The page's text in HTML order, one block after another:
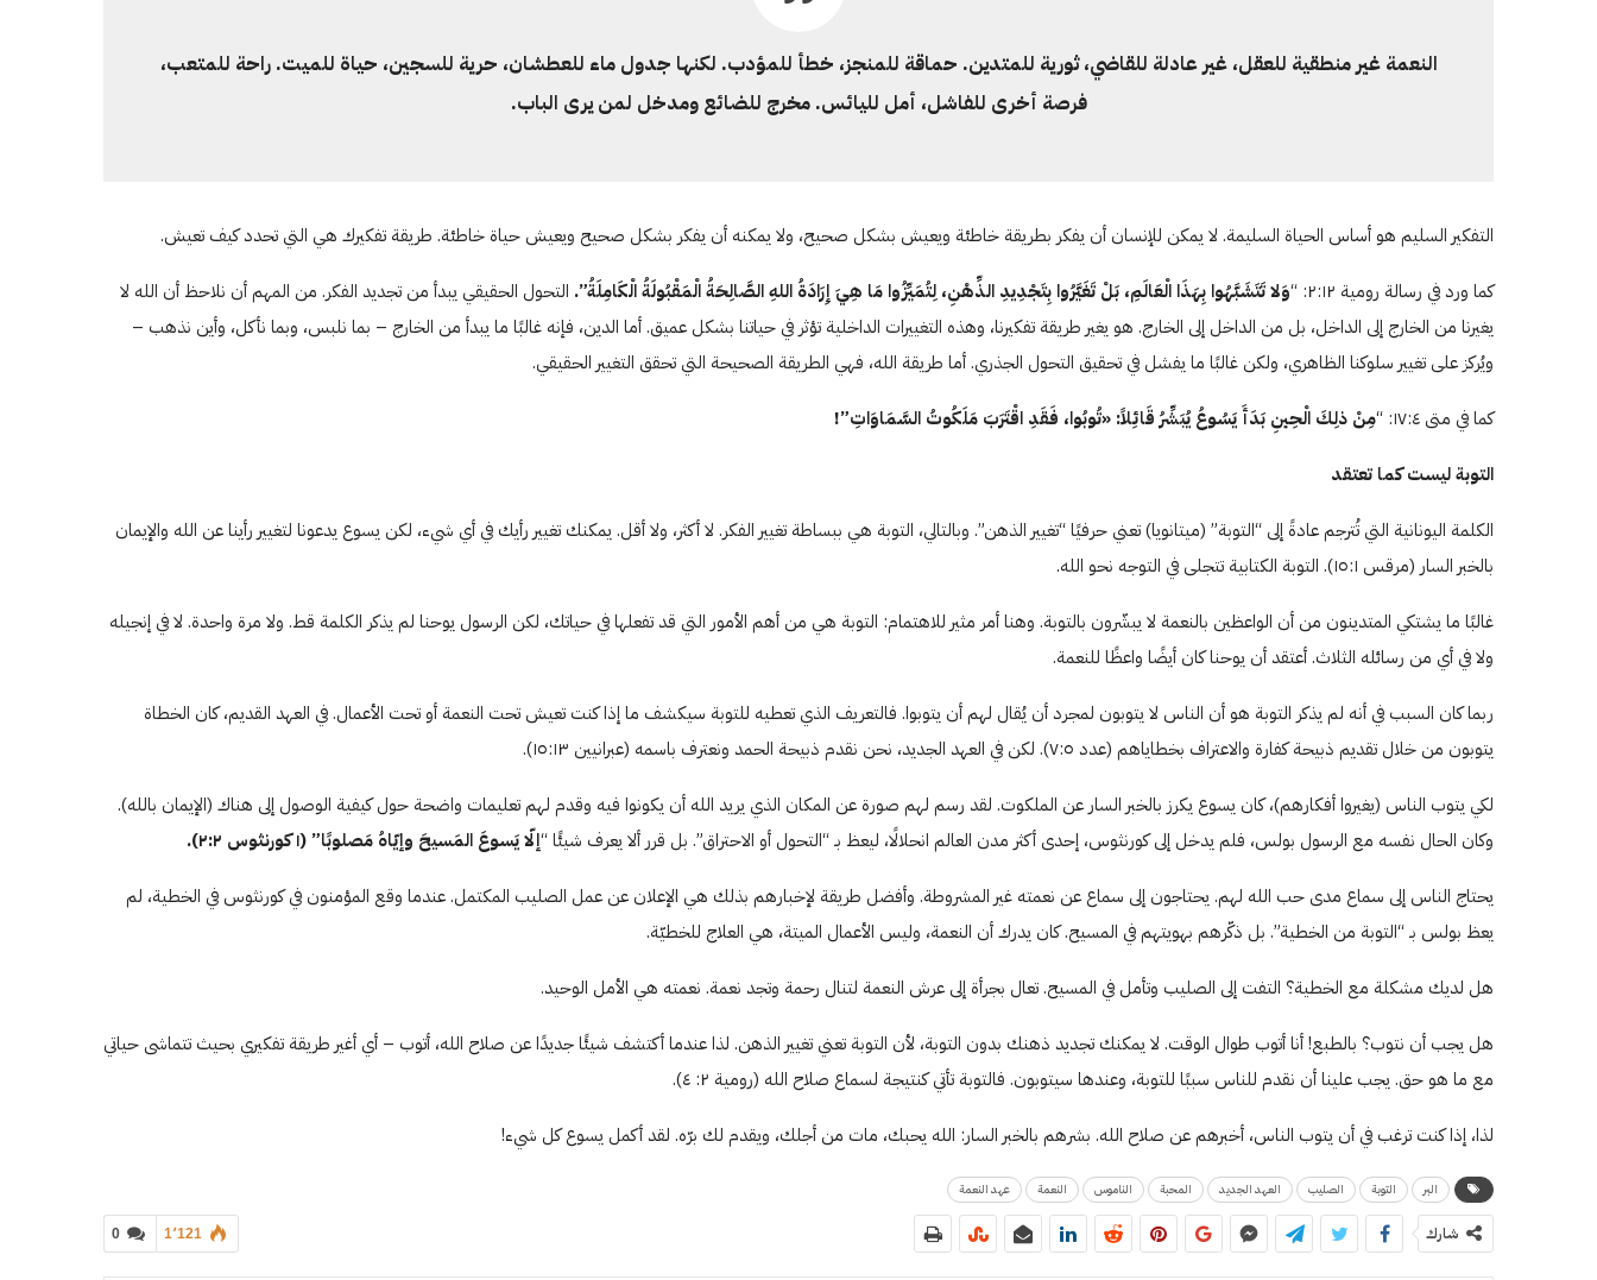
النعمة غير منطقية للعقل، غير عادلة للقاضي، ثورية للمتدين. حماقة للمنجز، خطأ للمؤدب. لكنها جدول ماء للعطشان، حرية للسجين، حياة للميت. راحة للمتعب،
فرصة أخرى للفاشل، أمل لليائس. مخرج للضائع ومدخل لمن يرى الباب.
التفكير السليم هو أساس الحياة السليمة. لا يمكن للإنسان أن يفكر بطريقة خاطئة ويعيش بشكل صحيح، ولا يمكنه أن يفكر بشكل صحيح ويعيش حياة خاطئة. طريقة تفكيرك هي التي تحدد كيف تعيش.
كما ورد في رسالة رومية ٢:۱٢: “ وَلا تَتَشَبَّهُوا بِهَذَا الْعَالَمِ، بَلْ تَغَيَّرُوا بِتَجْدِيدِ الذِّهْنِ، لِتُمَيِّزُوا مَا هِيَ إِرَادَةُ اللهِ الصَّالِحَةُ الْمَقْبُولَةُ الْكَامِلَةُ”. التحول الحقيقي يبدأ من تجديد الفكر. من المهم أن نلاحظ أن الله لا
يغيرنا من الخارج إلى الداخل، بل من الداخل إلى الخارج. هو يغير طريقة تفكيرنا، وهذه التغييرات الداخلية تؤثر في حياتنا بشكل عميق. أما الدين، فإنه غالبًا ما يبدأ من الخارج – بما نلبس، وبما نأكل، وأين نذهب –
ويُركز على تغيير سلوكنا الظاهري، ولكن غالبًا ما يفشل في تحقيق التحول الجذري. أما طريقة الله، فهي الطريقة الصحيحة التي تحقق التغيير الحقيقي.
كما في متى ۱۷:٤: “ مِنْ ذلِكَ الْحِينِ بَدَأَ يَسُوعُ يُبَشِّرُ قَائِلاً: «تُوبُوا، فَقَدِ اقْتَرَبَ مَلَكُوتُ السَّمَاوَاتِ”!
التوبة ليست كما تعتقد
الكلمة اليونانية التي تُترجم عادةً إلى “التوبة” (ميتانويا) تعني حرفيًا “تغيير الذهن”. وبالتالي، التوبة هي ببساطة تغيير الفكر. لا أكثر، ولا أقل. يمكنك تغيير رأيك في أي شيء، لكن يسوع يدعونا لتغيير رأينا عن الله والإيمان
بالخبر السار (مرقس ۱٥:۱). التوبة الكتابية تتجلى في التوجه نحو الله.
غالبًا ما يشتكي المتدينون من أن الواعظين بالنعمة لا يبشّرون بالتوبة. وهنا أمر مثير للاهتمام: التوبة هي من أهم الأمور التي قد تفعلها في حياتك، لكن الرسول يوحنا لم يذكر الكلمة قط. ولا مرة واحدة. لا في إنجيله
ولا في أي من رسائله الثلاث. أعتقد أن يوحنا كان أيضًا واعظًا للنعمة.
ربما كان السبب في أنه لم يذكر التوبة هو أن الناس لا يتوبون لمجرد أن يُقال لهم أن يتوبوا. فالتعريف الذي تعطيه للتوبة سيكشف ما إذا كنت تعيش تحت النعمة أو تحت الأعمال. في العهد القديم، كان الخطاة
يتوبون من خلال تقديم ذبيحة كفارة والاعتراف بخطاياهم (عدد ۷:٥). لكن في العهد الجديد، نحن نقدم ذبيحة الحمد ونعترف باسمه (عبرانيين ۱٥:۱٣).
لكي يتوب الناس (يغيروا أفكارهم)، كان يسوع يكرز بالخبر السار عن الملكوت. لقد رسم لهم صورة عن المكان الذي يريد الله أن يكونوا فيه وقدم لهم تعليمات واضحة حول كيفية الوصول إلى هناك (الإيمان بالله).
وكان الحال نفسه مع الرسول بولس، فلم يدخل إلى كورنثوس، إحدى أكثر مدن العالم انحلالًا، ليعظ بـ “التحول أو الاحتراق”. بل قرر ألا يعرف شيئًا “إلّا يَسوعَ المَسيحَ وإيّاهُ مَصلوبًا” (۱كورنثوس ٢:٢ ).
يحتاج الناس إلى سماع مدى حب الله لهم. يحتاجون إلى سماع عن نعمته غير المشروطة. وأفضل طريقة لإخبارهم بذلك هي الإعلان عن عمل الصليب المكتمل. عندما وقع المؤمنون في كورنثوس في الخطية، لم
يعظ بولس بـ “التوبة من الخطية”. بل ذكّرهم بهويتهم في المسيح. كان يدرك أن النعمة، وليس الأعمال الميتة، هي العلاج للخطيّة.
هل لديك مشكلة مع الخطية؟ التفت إلى الصليب وتأمل في المسيح. تعال بجرأة إلى عرش النعمة لتنال رحمة وتجد نعمة. نعمته هي الأمل الوحيد.
هل يجب أن نتوب؟ بالطبع! أنا أتوب طوال الوقت. لا يمكنك تجديد ذهنك بدون التوبة، لأن التوبة تعني تغيير الذهن. لذا عندما أكتشف شيئًا جديدًا عن صلاح الله، أتوب – أي أغير طريقة تفكيري بحيث تتماشى حياتي
مع ما هو حق. يجب علينا أن نقدم للناس سببًا للتوبة، وعندها سيتوبون. فالتوبة تأتي كنتيجة لسماع صلاح الله (رومية ٢: ٤).
لذا، إذا كنت ترغب في أن يتوب الناس، أخبرهم عن صلاح الله. بشرهم بالخبر السار: الله يحبك، مات من أجلك، ويقدم لك برّه. لقد أكمل يسوع كل شيء!
البر التوبة الصليب العهد الجديد المحبة الناموس النعمة عهد النعمة
0 1٬121 شارك